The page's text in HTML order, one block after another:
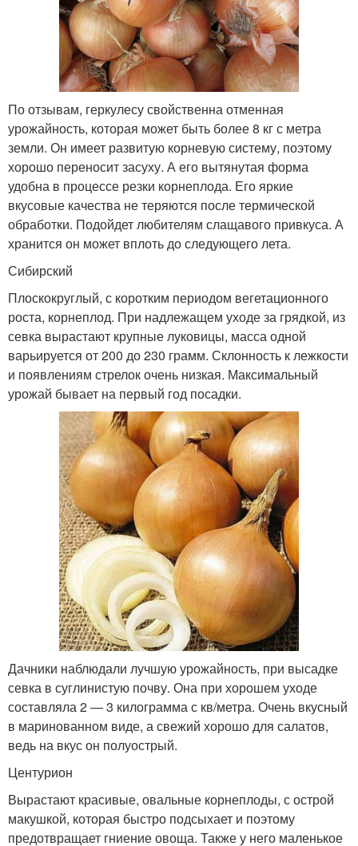
По отзывам, геркулесу свойственна отменная
урожайность, которая может быть более 8 кг с метра
земли. Он имеет развитую корневую систему, поэтому
хорошо переносит засуху. А его вытянутая форма
удобна в процессе резки корнеплода. Его яркие
вкусовые качества не теряются после термической
обработки. Подойдет любителям слащавого привкуса. А
хранится он может вплоть до следующего лета.
Сибирский
Плоскокруглый, с коротким периодом вегетационного
роста, корнеплод. При надлежащем уходе за грядкой, из
севка вырастают крупные луковицы, масса одной
варьируется от 200 до 230 грамм. Склонность к лежкости
и появлениям стрелок очень низкая. Максимальный
урожай бывает на первый год посадки.
Дачники наблюдали лучшую урожайность, при высадке
севка в суглинистую почву. Она при хорошем уходе
составляла 2 — 3 килограмма с кв/метра. Очень вкусный
в маринованном виде, а свежий хорошо для салатов,
ведь на вкус он полуострый.
Центурион
Вырастают красивые, овальные корнеплоды, с острой
макушкой, которая быстро подсыхает и поэтому
предотвращает гниение овоща. Также у него маленькое